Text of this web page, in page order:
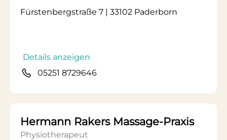
Fürstenbergstraße 7 | 33102 Paderborn
Details anzeigen
05251 8729646
Hermann Rakers Massage-Praxis
Physiotherapeut